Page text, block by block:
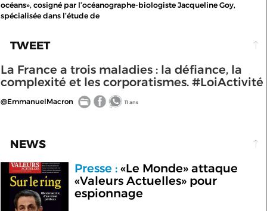
océans», cosigné par l’océanographe-biologiste Jacqueline Goy,
spécialisée dans l’étude de
TWEET
La France a trois maladies : la défiance, la
complexité et les corporatismes. #LoiActivité
@EmmanuelMacron 11 ans
NEWS
Presse :«Le Monde» attaque
«Valeurs Actuelles» pour
espionnage